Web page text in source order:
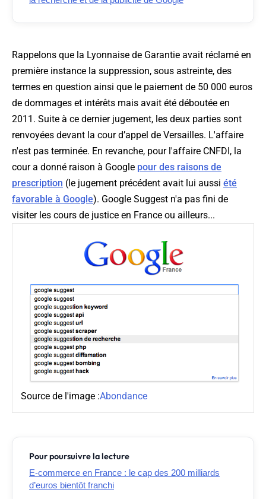
Rappelons que la Lyonnaise de Garantie avait réclamé en
première instance la suppression, sous astreinte, des
termes en question ainsi que le paiement de 50 000 euros
de dommages et intérêts mais avait été déboutée en
2011. Suite à ce dernier jugement, les deux parties sont
renvoyées devant la cour d’appel de Versailles. L'affaire
n'est pas terminée. En revanche, pour l'affaire CNFDI, la
cour a donné raison à Google pour des raisons de
prescription (le jugement précédent avait lui aussi été
favorable à Google). Google Suggest n'a pas fini de
visiter les cours de justice en France ou ailleurs...
Source de l'image :Abondance
Pour poursuivre la lecture
E-commerce en France : le cap des 200 milliards
d’euros bientôt franchi